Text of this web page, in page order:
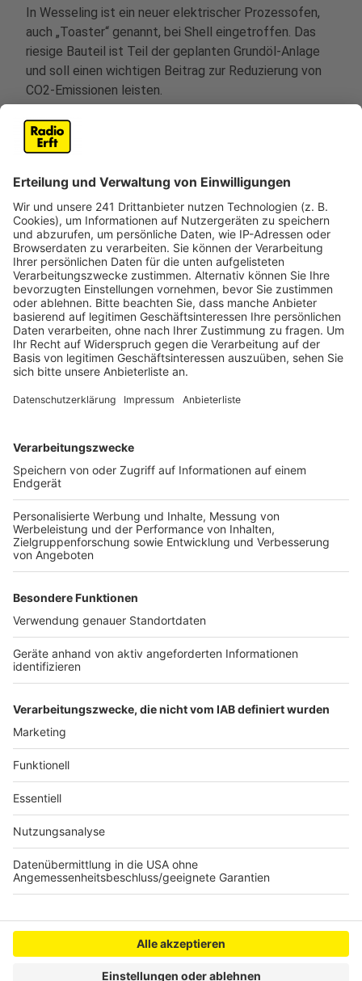
In Wesseling ist ein neuer elektrischer Prozessofen,
auch „Toaster“ genannt, bei Shell eingetroffen. Das
riesige Bauteil ist Teil der geplanten Grundöl-Anlage
und soll einen wichtigen Beitrag zur Reduzierung von
CO2-Emissionen leisten.
Die angelieferten Komponenten umfassen unter
anderem ein 13 Meter langes und 24 Tonnen schweres
betrieben und ersetzt die bisher üblichen
Gasheizungen. Dadurch sollen die CO2-Emissionen am
Standort um rund 620.000 Tonnen pro Jahr gesenkt
werden.
Die Montage des E-Heaters hat bereits begonnen. Die
Inbetriebnahme der gesamten Anlage ist für das Jahr
2028 vorgesehen. Nach Fertigstellung wird die Anlage
hochwertige Grundöle für Schmierstoffe, die
Pharmaindustrie und die Kosmetikbranche liefern.
Die neue Grundöl-Anlage wird nach Angaben von Shell
die größte ihrer Art in Deutschland sein und zählt zu
Anzeige
Weitere Themen von Rhein und Erft
Anzeige
Frechen: Glasfaserleitung beschädigt
sich
Falscher Polizist raubt Autofahrer bei Bedburg
aus
Anzeige
Anzeige